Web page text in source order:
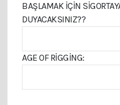
BAŞLAMAK İÇIN
DUYACAKSINIZ??
AGE OF RIGGING: